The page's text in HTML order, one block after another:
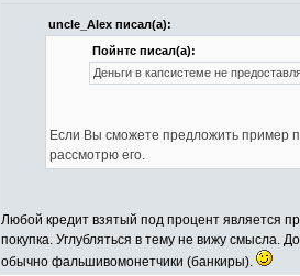
uncle_Alex писал(а):
Пойнтс писал(а):
Деньги в капсистеме не
Если Вы сможете предложить пример
рассмотрю его.
Любой кредит взятый под процент является
покупка. Углубляться в тему не вижу смысла.
обычно фальшивомонетчики (банкиры).